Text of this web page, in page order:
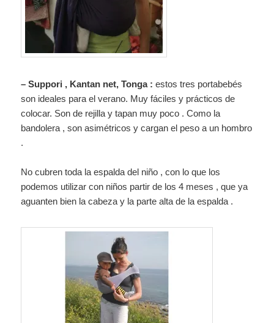
– Suppori , Kantan net, Tonga : estos tres portabebés
son ideales para el verano. Muy fáciles y prácticos de
colocar. Son de rejilla y tapan muy poco . Como la
bandolera , son asimétricos y cargan el peso a un hombro
.
No cubren toda la espalda del niño , con lo que los
podemos utilizar con niños partir de los 4 meses , que ya
aguanten bien la cabeza y la parte alta de la espalda .